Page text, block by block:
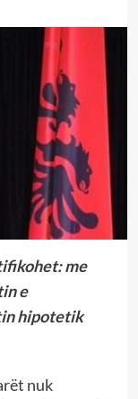
me
e
hipotetik
nuk